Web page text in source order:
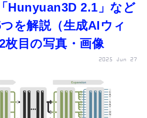
ゲーム
カルチャー
FOLLOW US
Hunyuan3D 2.1」など
を解説（生成AIウィ
枚目の写真・画像
2025 Jun 27